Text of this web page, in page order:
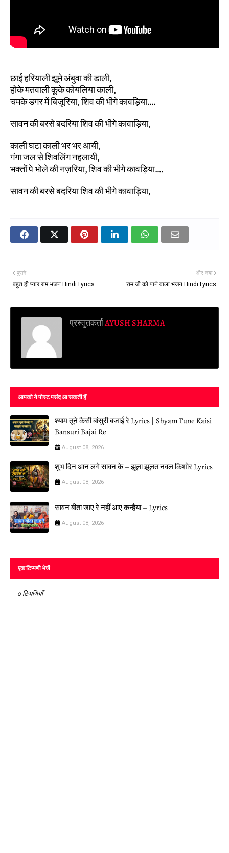
छाई हरियाली झूमे अंबुवा की डाली,
होके मतवाली कूके कोयलिया काली,
चमके डगर में बिज़ूरिया, शिव की भीगे कावड़िया….
सावन की बरसे बदरिया शिव की भीगे कावाड़िया,
काली घटा काली भर भर आयी,
गंगा जल से शिवलिंग नहलायी,
भक्तों पे भोले की नज़रिया, शिव की भीगे कावड़िया….
सावन की बरसे बदरिया शिव की भीगे कावाड़िया,
और नया
राम जी को पाने वाला भजन Hindi Lyrics
पुराने
बहुत ही प्यार राम भजन Hindi Lyrics
प्रस्तुतकर्ताAYUSH SHARMA
आपको ये पोस्ट पसंद आ सकती हैं
श्याम तूने कैसी बांसुरी बजाई रे Lyrics | Shyam Tune Kaisi
Bansuri Bajai Re
August 08, 2026
शुभ दिन आन लगे सावन के – झूला झूलत नवल किशोर Lyrics
August 08, 2026
सावन बीता जाए रे नहीं आए कन्हैया – Lyrics
August 08, 2026
एक टिप्पणी भेजें
0 टिप्पणियाँ